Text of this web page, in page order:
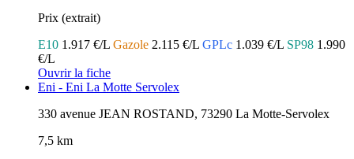
Prix (extrait)
E10 1.917 €/L Gazole 2.115 €/L GPLc 1.039 €/L SP98 1.990
€/L
Ouvrir la fiche
Eni - Eni La Motte Servolex
330 avenue JEAN ROSTAND, 73290 La Motte-Servolex
7,5 km